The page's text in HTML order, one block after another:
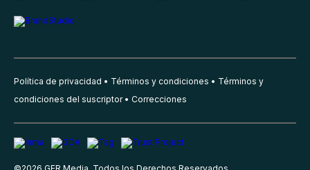
Política de privacidad Términos y condiciones
Términos y
condiciones del suscriptor
Correcciones